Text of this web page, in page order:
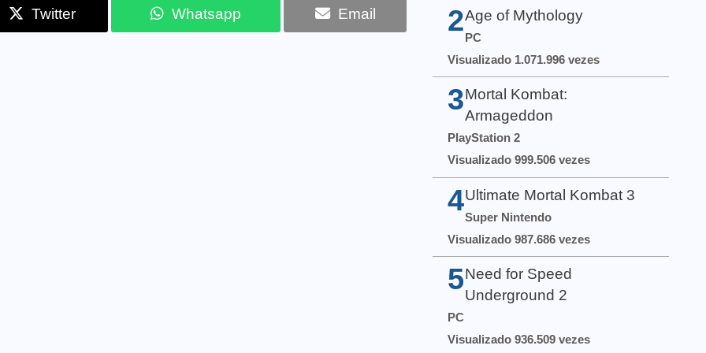
Twitter Whatsapp Email 2Age of Mythology
PC
Visualizado 1.071.996 vezes
3 Mortal Kombat:
Armageddon
PlayStation 2
Visualizado 999.506 vezes
4 Ultimate Mortal Kombat 3
Super Nintendo
Visualizado 987.686 vezes
5 Need for Speed
Underground 2
PC
Visualizado 936.509 vezes